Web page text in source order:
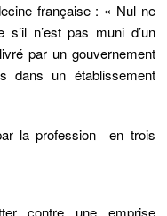
française : « Nul ne
n’est pas muni d’un
par un gouvernement
dans un établissement
la profession en trois
contre une emprise